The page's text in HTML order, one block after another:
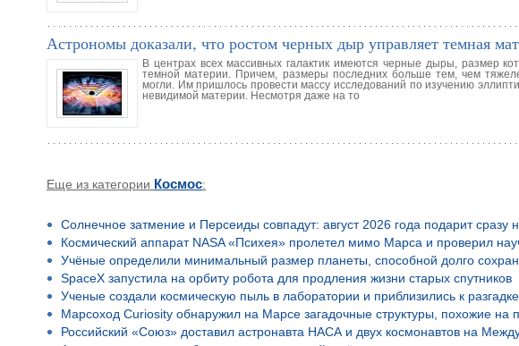
Астрономы доказали, что ростом черных дыр управляет темная
В центрах всех массивных галактик имеются черные дыры, размер
темной материи. Причем, размеры последних больше тем, чем
могли. Им пришлось провести массу исследований по изучению
невидимой материи. Несмотря даже на то
Еще из категории Космос:
Солнечное затмение и Персеиды совпадут: август 2026 года подарит сразу
Космический аппарат NASA «Психея» пролетел мимо Марса и проверил
Учёные определили минимальный размер планеты, способной долго
SpaceX запустила на орбиту робота для продления жизни старых спутников
Ученые создали космическую пыль в лаборатории и приблизились к
Марсоход Curiosity обнаружил на Марсе загадочные структуры, похожие на
Российский «Союз» доставил астронавта НАСА и двух космонавтов на